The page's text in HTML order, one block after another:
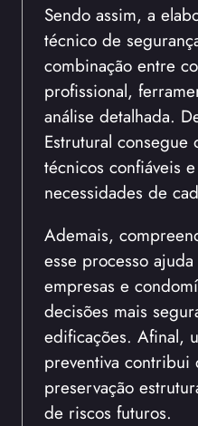
Sendo assim, a
técnico de
combinação entre
profissional,
análise detalhada.
Estrutural
técnicos confiáveis
necessidades de
Ademais,
esse processo
empresas e
decisões mais
edificações. Afinal,
preventiva contribui
preservação
de riscos futuros.